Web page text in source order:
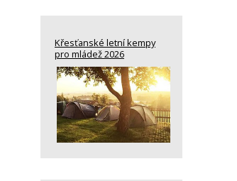
Křesťanské letní kempy
pro mládež 2026